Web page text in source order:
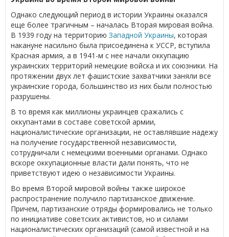
Однако следующий период в истории Украины оказался
еще более трагичным – началась Вторая мировая война.
В 1939 году на территорию Западной Украины, которая
накануне насильно была присоединена к УССР, вступила
Красная армия, а в 1941-м с нее начали оккупацию
украинских территорий немецкие войска и их союзники. На
протяжении двух лет фашистские захватчики заняли все
украинские города, большинство из них были полностью
разрушены.
В то время как миллионы украинцев сражались с
оккупантами в составе советской армии,
националистические организации, не оставлявшие надежу
на получение государственной независимости,
сотрудничали с немецкими военными органами. Однако
вскоре оккупационные власти дали понять, что не
приветствуют идею о независимости Украины.
Во время Второй мировой войны также широкое
распространение получило партизанское движение.
Причем, партизанские отряды формировались не только
по инициативе советских активистов, но и силами
националистических организаций (самой известной и на